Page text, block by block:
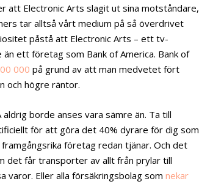
att Electronic Arts slagit ut sina motståndare,
tar alltså vårt medium på så överdrivet
påstå att Electronic Arts – ett tv-
ett företag som Bank of America. Bank of
000 på grund av att man medvetet fört
och högre räntor.
borde anses vara sämre än. Ta till
för att göra det 40% dyrare för dig som
företag redan tjänar. Och det
det får transporter av allt från prylar till
varor. Eller alla försäkringsbolag somnekar